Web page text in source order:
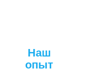
Наш
опыт